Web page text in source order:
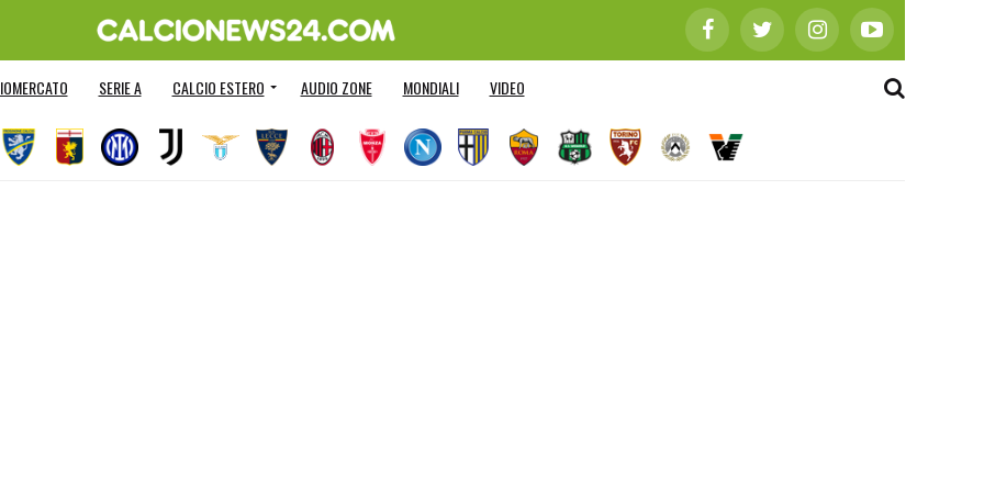
SERIE A CALCIO ESTERO AUDIO ZONE MONDIALI VIDEO